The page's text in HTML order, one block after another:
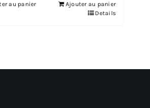
au panier
Ajouter au panier
Details